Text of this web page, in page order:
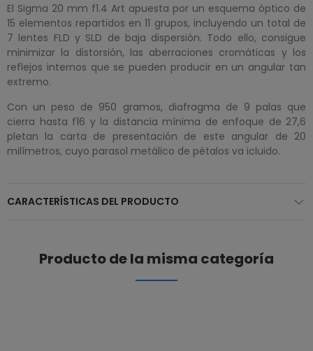
El Sigma 20 mm f1.4 Art apuesta por un esquema óptico de
15 elementos repartidos en 11 grupos, incluyendo un total de
7 lentes FLD y SLD de baja dispersión. Todo ello, consigue
minimizar la distorsión, las aberraciones cromáticas y los
reflejos internos que se pueden producir en un angular tan
extremo.
Con un peso de 950 gramos, diafragma de 9 palas que
cierra hasta f16 y la distancia mínima de enfoque de 27,6
pletan la carta de presentación de este angular de 20
milímetros, cuyo parasol metálico de pétalos va icluido.
CARACTERÍSTICAS DEL PRODUCTO
Producto de la misma categoría